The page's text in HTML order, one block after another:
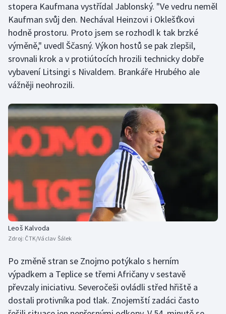
Lezení
Lyže a snowboard
Moderní pětiboj
Motorsport
Olympijské hry
Parasport
Plavání
Plážový volejbal
Ragby
Rychlobruslení
Short track
Sportovní střelba
stopera Kaufmana vystřídal Jablonský. "Ve vedru neměl
Kaufman svůj den. Nechával Heinzovi i Oklešťkovi
hodně prostoru. Proto jsem se rozhodl k tak brzké
výměně," uvedl Ščasný. Výkon hostů se pak zlepšil,
srovnali krok a v protiútocích hrozili technicky dobře
vybavení Litsingi s Nivaldem. Brankáře Hrubého ale
vážněji neohrozili.
Leoš Kalvoda
Zdroj: ČTK/Václav Šálek
Po změně stran se Znojmo potýkalo s herním
výpadkem a Teplice se třemi Afričany v sestavě
převzaly iniciativu. Severočeši ovládli střed hřiště a
dostali protivníka pod tlak. Znojemští zadáci často